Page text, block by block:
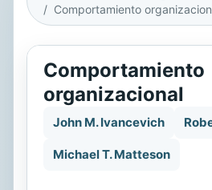
Comportamiento
Comportamiento
organizacional
John M. Ivancevich
Michael T. Matteson